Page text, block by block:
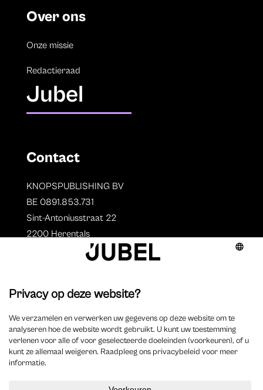
Over ons
Onze missie
Redactieraad
Jubel
Contact
KNOPSPUBLISHING BV
BE 0891.853.731
Sint-Antoniusstraat 22
2200 Herentals
Auteurs
Overzicht auteurs
Auteur worden?